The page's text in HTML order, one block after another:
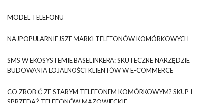
MODEL TELEFONU
NAJPOPULARNIEJSZE MARKI TELEFONÓW KOMÓRKOWYCH
SMS W EKOSYSTEMIE BASELINKERA: SKUTECZNE NARZĘDZIE
BUDOWANIA LOJALNOŚCI KLIENTÓW W E-COMMERCE
CO ZROBIĆ ZE STARYM TELEFONEM KOMÓRKOWYM? SKUP I
SPRZEDAŻ TELEFONÓW MAZOWIECKIE